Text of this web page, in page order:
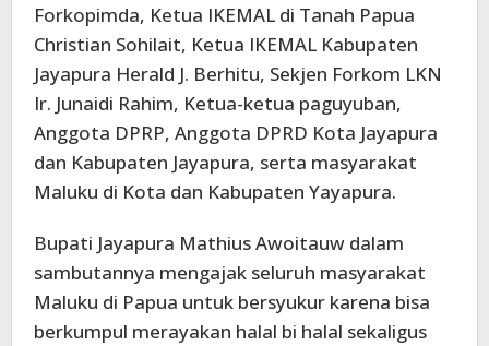
Forkopimda, Ketua IKEMAL di Tanah Papua
Christian Sohilait, Ketua IKEMAL Kabupaten
Jayapura Herald J. Berhitu, Sekjen Forkom LKN
Ir. Junaidi Rahim, Ketua-ketua paguyuban,
Anggota DPRP, Anggota DPRD Kota Jayapura
dan Kabupaten Jayapura, serta masyarakat
Maluku di Kota dan Kabupaten Yayapura.
Bupati Jayapura Mathius Awoitauw dalam
sambutannya mengajak seluruh masyarakat
Maluku di Papua untuk bersyukur karena bisa
berkumpul merayakan halal bi halal sekaligus